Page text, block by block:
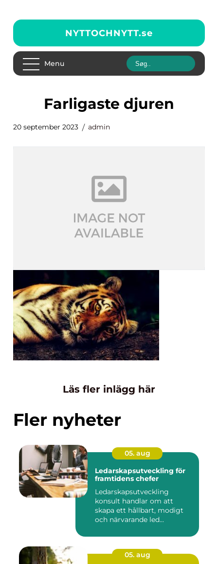
NYTTOCHNYTT.se
Menu
farligaste djuren
20 september 2023 admin
Läs fler inlägg här
Fler nyheter
05. aug
Ledarskapsutveckling för
framtidens chefer
Ledarskapsutveckling
konsult handlar om att
skapa ett hållbart, modigt
och närvarande led...
05. aug